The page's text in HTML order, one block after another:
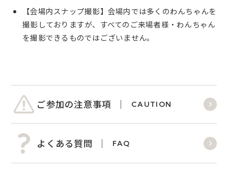
【会場内スナップ撮影】会場内では多くのわんちゃんを
撮影しておりますが、すべてのご来場者様・わんちゃん
を撮影できるものではございません。
ご参加の注意事項 CAUTION
よくある質問 FAQ